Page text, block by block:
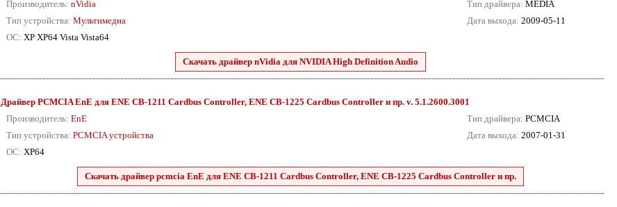
Производитель: nVidia
Тип устройства: Мультимедиа
ОС: XP XP64 Vista Vista64
Тип драйвера: MEDIA
Дата выхода: 2009-05-11
Скачать драйвер nVidia для NVIDIA High Definition Audio
Драйвер PCMCIA EnE для ENE CB-1211 Cardbus Controller, ENE CB-1225 Cardbus Controller и пр. v. 5.1.2600.3001
Производитель: EnE
Тип устройства: PCMCIA устройства
ОС: XP64
Тип драйвера: PCMCIA
Дата выхода: 2007-01-31
Скачать драйвер pcmcia EnE для ENE CB-1211 Cardbus Controller, ENE CB-1225 Cardbus Controller и пр.